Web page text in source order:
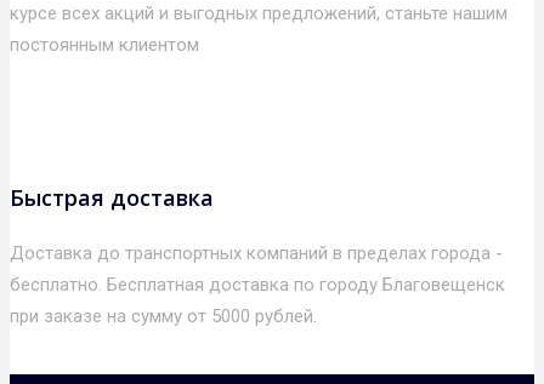
курсе всех акций и выгодных предложений, станьте нашим
постоянным клиентом
Быстрая доставка
Доставка до транспортных компаний в пределах города -
бесплатно. Бесплатная доставка по городу Благовещенск
при заказе на сумму от 5000 рублей.